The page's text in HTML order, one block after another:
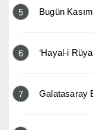
5 Bugün
6 ‘Hayal-i
7 Galatasaray